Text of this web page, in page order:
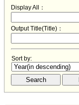
Display All：
Output Title(Title)：
Sort by: